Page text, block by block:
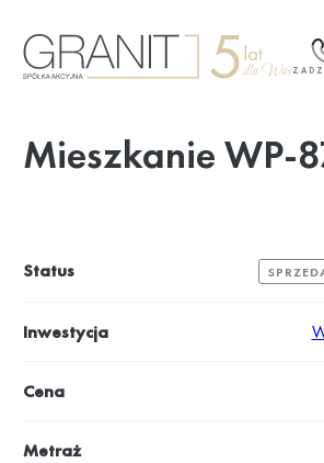
do
treści
Mieszkanie WP-
Status
Inwestycja
Cena
Metraż